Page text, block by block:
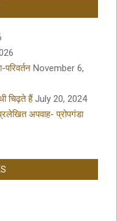
परिवर्तन November 6,
चिढ़ते हैं July 20, 2024
अपवाह- प्रोपगंडा